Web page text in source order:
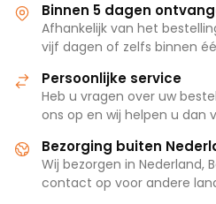
Binnen 5 dagen
Afhankelijk van het
vijf dagen of zelfs binnen
Persoonlijke service
Heb u vragen over uw
ons op en wij helpen u dan
Bezorging buiten
Wij bezorgen in Nederland,
contact op voor andere